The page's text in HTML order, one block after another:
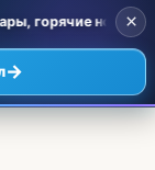
горячие
→
×